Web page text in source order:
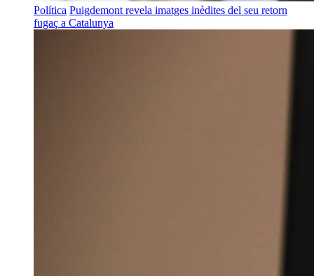
Política Puigdemont revela imatges inèdites del seu retorn
fugaç a Catalunya